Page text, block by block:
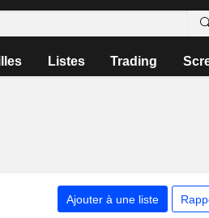
Listes Trading
Ajouter à une liste